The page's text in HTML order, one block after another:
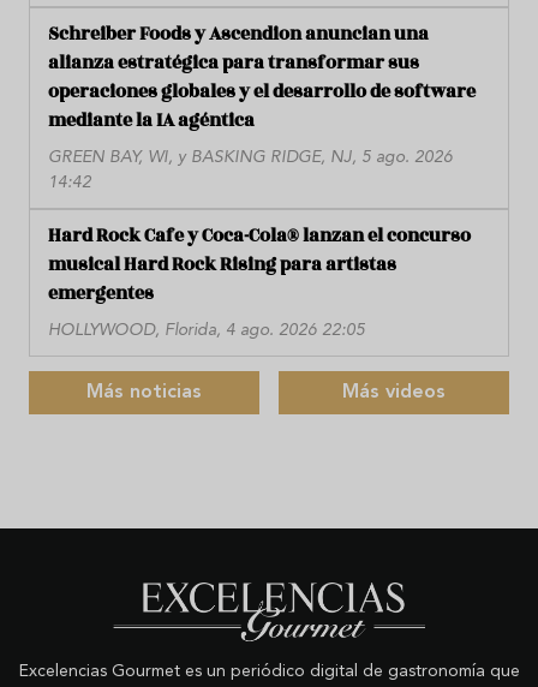
Schreiber Foods y Ascendion anuncian una
alianza estratégica para transformar sus
operaciones globales y el desarrollo de software
mediante la IA agéntica
GREEN BAY, WI, y BASKING RIDGE, NJ, 5 ago. 2026
14:42
Hard Rock Cafe y Coca-Cola® lanzan el concurso
musical Hard Rock Rising para artistas
emergentes
HOLLYWOOD, Florida, 4 ago. 2026 22:05
Más noticias Más videos
Excelencias Gourmet es un periódico digital de gastronomía que